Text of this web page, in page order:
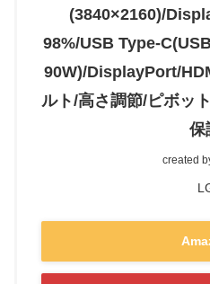
(3840×2160)/
98%/USB Type-
90W)/DisplayPort/
ルト/高さ調節/ピボッ
保
created